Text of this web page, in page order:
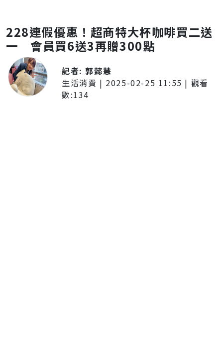
228連假優惠！超商特大杯咖啡買二送
一 會員買6送3再贈300點
記者:郭懿慧
生活消費 | 2025-02-25 11:55 | 觀看
數:134